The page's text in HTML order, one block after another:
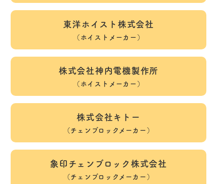
東洋ホイスト株式会社
（ホイストメーカー）
株式会社神内電機製作所
（ホイストメーカー）
株式会社キトー
（チェンブロックメーカー）
象印チェンブロック株式会社
（チェンブロックメーカー）